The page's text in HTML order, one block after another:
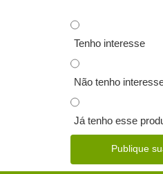
Tenho interesse
Não tenho
Já tenho esse
Publique